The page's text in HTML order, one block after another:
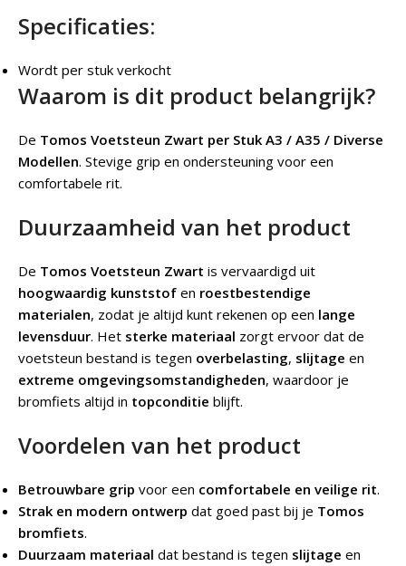
Specificaties:
Wordt per stuk verkocht
Waarom is dit product belangrijk?
De Tomos Voetsteun Zwart per Stuk A3 / A35 / Diverse
Modellen. Stevige grip en ondersteuning voor een
comfortabele rit.
Duurzaamheid van het product
De Tomos Voetsteun Zwart is vervaardigd uit
hoogwaardig kunststof en roestbestendige
materialen, zodat je altijd kunt rekenen op een lange
levensduur. Het sterke materiaal zorgt ervoor dat de
voetsteun bestand is tegen overbelasting, slijtage en
extreme omgevingsomstandigheden, waardoor je
bromfiets altijd in topconditie blijft.
Voordelen van het product
Betrouwbare grip voor een comfortabele en veilige rit.
Strak en modern ontwerp dat goed past bij je Tomos
bromfiets.
Duurzaam materiaal dat bestand is tegen slijtage en